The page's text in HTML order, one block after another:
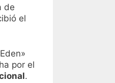
de
el
por el
.